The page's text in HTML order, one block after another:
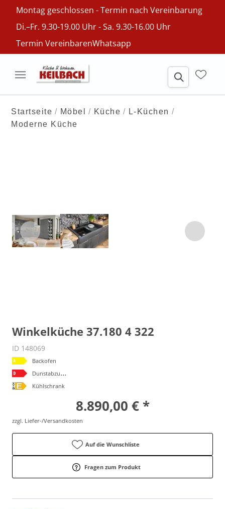
Montag geschlossen - Termin nach Vereinbarung
Di.–Fr. 9.30-19.00 Uhr - Sa. 9.30-16.00 Uhr
Termin VereinbarenWhatsapp
Startseite Möbel Küche
L-Küchen
Moderne Küche
Winkelküche 37.180 4 322
ID 148069
Backofen
D
unstabzugshaube
Kühlschrank
8.890,00 € *
zzgl. Liefer-/Versandkosten
Auf die Wunschliste
Fragen zum Produkt